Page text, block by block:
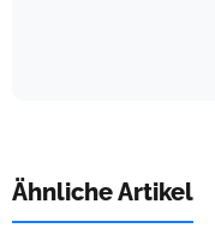
Ähnliche Artikel